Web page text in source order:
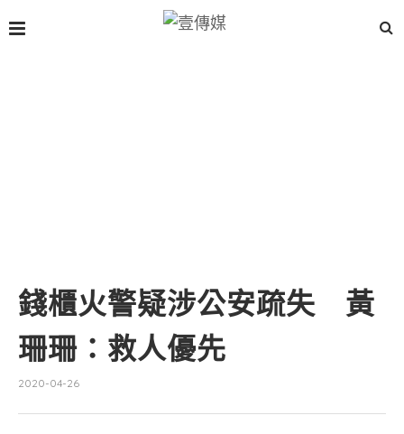
錢櫃火警疑涉公安疏失 黃
珊珊：救人優先
2020-04-26